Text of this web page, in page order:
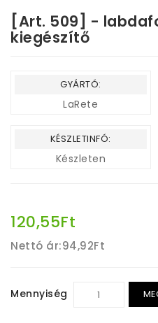
[Art. 509] -
kiegészítő
GYÁRTÓ:
LaRete
KÉSZLETINFÓ:
Készleten
120,55Ft
Nettó ár:94,92Ft
Mennyiség